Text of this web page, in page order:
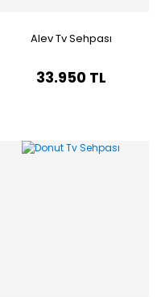
Alev Tv Sehpası
33.950 TL